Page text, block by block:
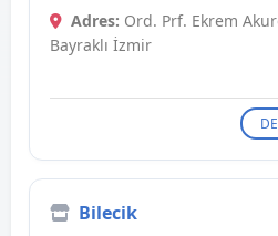
Adres: Ord. Prf. Ekrem
Bayraklı İzmir
Bilecik